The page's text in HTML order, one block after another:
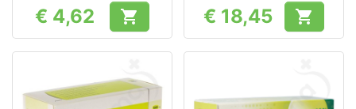
Prijs
€ 4,62  Prijs
€ 18,45 